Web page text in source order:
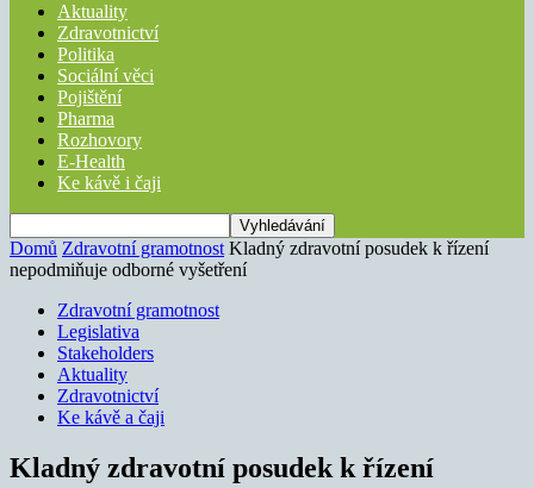
Aktuality
Zdravotnictví
Politika
Sociální věci
Pojištění
Pharma
Rozhovory
E-Health
Ke kávě i čaji
Domů Zdravotní gramotnost Kladný zdravotní posudek k řízení
nepodmiňuje odborné vyšetření
Zdravotní gramotnost
Legislativa
Stakeholders
Aktuality
Zdravotnictví
Ke kávě a čaji
Kladný zdravotní posudek k řízení